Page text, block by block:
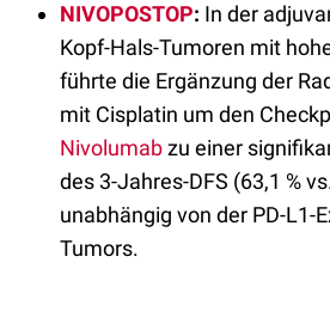
NIVOPOSTOP: In der
Kopf-Hals-Tumoren mit
führte die Ergänzung der
mit Cisplatin um den
Nivolumabzu einer
des 3-Jahres-DFS (63,1 %
unabhängig von der PD-L1-
Tumors.